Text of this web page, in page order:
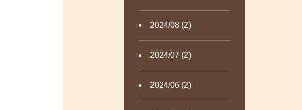
2024/08 (2)
2024/07 (2)
2024/06 (2)